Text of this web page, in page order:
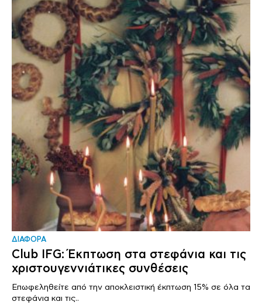
ΔΙΑΦΟΡΑ
Club IFG: Έκπτωση στα στεφάνια και τις
χριστουγεννιάτικες συνθέσεις
Επωφεληθείτε από την αποκλειστική έκπτωση 15% σε όλα τα
στεφάνια και τις..